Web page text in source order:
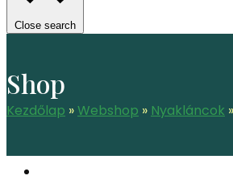
Close search
Shop
Kezdőlap »Webshop » Nyakláncok »